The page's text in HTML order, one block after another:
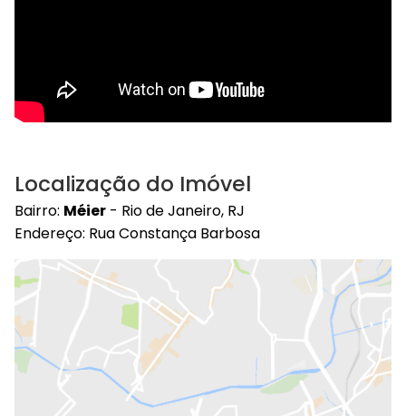
Localização do Imóvel
Bairro: Méier - Rio de Janeiro, RJ
Endereço: Rua Constança Barbosa